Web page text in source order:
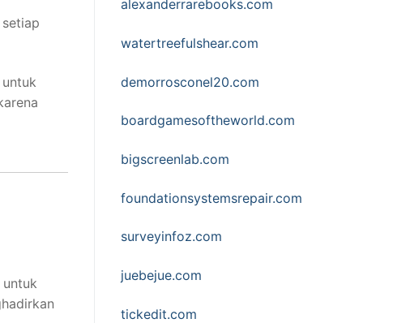
alexanderrarebooks.com
watertreefulshear.com
demorrosconel20.com
boardgamesoftheworld.com
bigscreenlab.com
foundationsystemsrepair.com
surveyinfoz.com
juebejue.com
tickedit.com